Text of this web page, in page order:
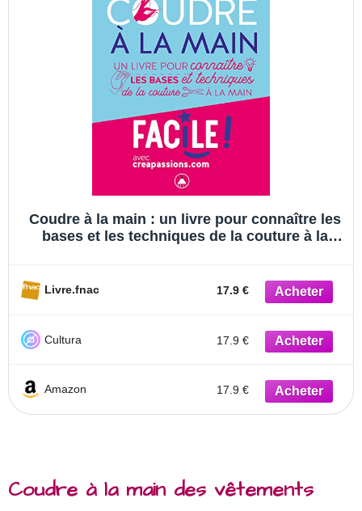
Coudre à la main : un livre pour connaître les
bases et les techniques de la couture à la
Livre.fnac 17.9 €
Cultura 17.9 €
Amazon 17.9 €
Coudre à la main des vêtements